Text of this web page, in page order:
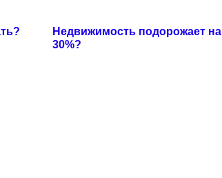
Недвижимость подорожает на
30%?